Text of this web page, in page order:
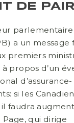
DE
a un message
premiers
propos d’un
d’assurance-
si les
faudra
Page, qui dirige